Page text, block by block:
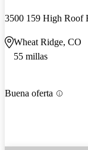
3500 159 High Roof
Wheat Ridge, CO
55 millas
Buena oferta